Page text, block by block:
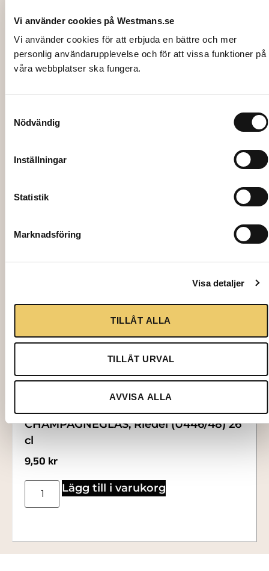
Vi använder cookies på Westmans.se
Vi använder cookies för att erbjuda en bättre och mer
personlig användarupplevelse och för att vissa funktioner på
våra webbplatser ska fungera.
Nödvändig
Inställningar
Statistik
Marknadsföring
Visa detaljer
TILLÅT ALLA
TILLÅT URVAL
AVVISA ALLA
VINGLAS, Riedel Deg White Wine
9,50kr
2076
CHAMPAGNEGLAS, Riedel (U446/48) 26
cl
9,50 kr
Lägg till i varukorg